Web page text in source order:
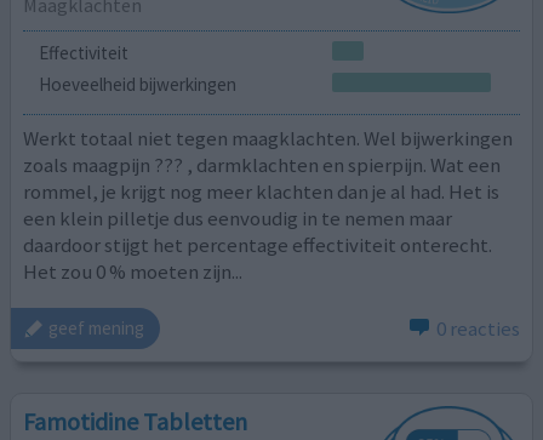
Effectiviteit
Hoeveelheid bijwerkingen
Werkt totaal niet tegen maagklachten. Wel bijwerkingen
zoals maagpijn ??? , darmklachten en spierpijn. Wat een
rommel, je krijgt nog meer klachten dan je al had. Het is
een klein pilletje dus eenvoudig in te nemen maar
daardoor stijgt het percentage effectiviteit onterecht.
Het zou 0 % moeten zijn...
geef mening 0 reacties
Famotidine Tabletten